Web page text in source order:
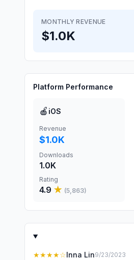
MONTHLY REVENUE
$1.0K
Platform Performance
🍎 iOS
Revenue
$1.0K
Downloads
1.0K
Rating
4.9 ★ (5,863)
★★★★☆Inna Lin9/23/2023